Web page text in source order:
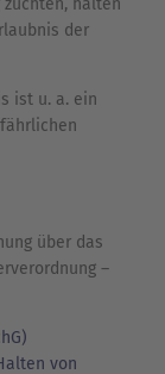
halten
der
ist u. a. ein
über das
–
von